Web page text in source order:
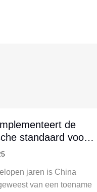
de
standaard voor
en reparatie van
jaren is China
van een toename